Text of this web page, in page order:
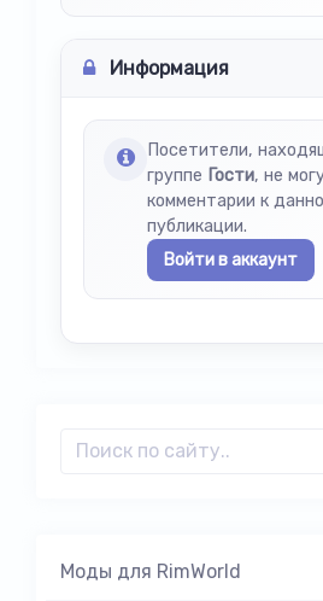
Информация
Посетители,
группе Гости, не
комментарии к
публикации.
Войти в аккаунт
Моды для RimWorld